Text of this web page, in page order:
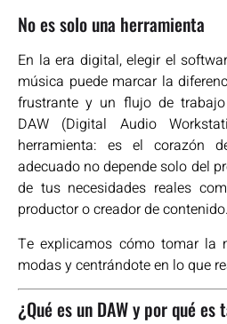
No es solo una herramienta
En la era digital, elegir el
música puede marcar la
frustrante y un flujo de
DAW (Digital Audio
herramienta: es el corazón
adecuado no depende solo del
de tus necesidades reales
productor o creador de contenido.
Te explicamos cómo tomar la
modas y centrándote en lo que
¿Qué es un DAW y por qué